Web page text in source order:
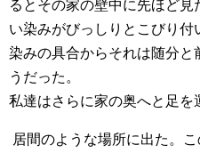
るとその家の壁中に先ほど
い染みがびっしりとこびり付
染みの具合からそれは随分と
うだった。
私達はさらに家の奥へと足を
居間のような場所に出た。